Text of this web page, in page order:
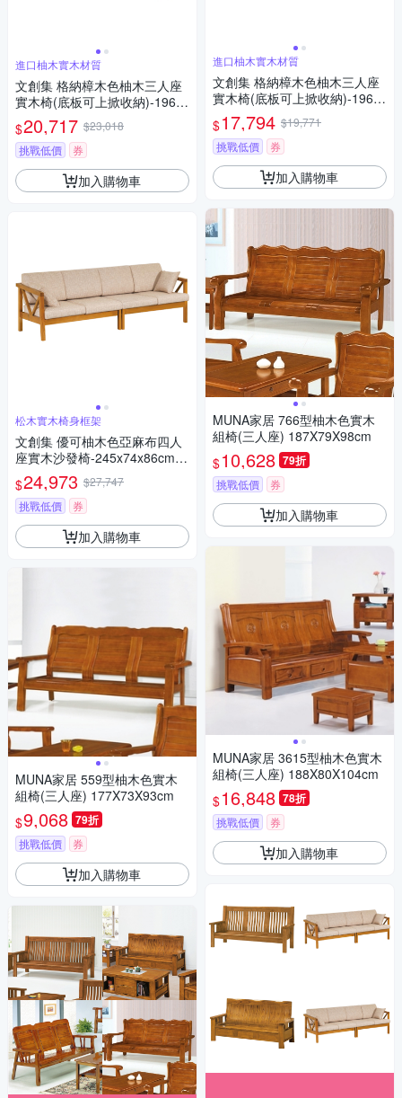
進口柚木實木材質
文創集 格納樟木色柚木三人座
實木椅(底板可上掀收納)-196x7
3x99cm免組
$20,717 $23,018
挑戰低價
券
加入購物車
松木實木椅身框架
文創集 優可柚木色亞麻布四人
座實木沙發椅-245x74x86cm免
組
$24,973 $27,747
挑戰低價
券
加入購物車
MUNA家居 559型柚木色實木
組椅(三人座) 177X73X93cm
$9,068 79折
挑戰低價 券
加入購物車
進口柚木實木材質
文創集 格納樟木色柚木三人座
實木椅(底板可上掀收納)-196x7
3x99cm免組
$17,794 $19,771
挑戰低價
券
加入購物車
MUNA家居 766型柚木色實木
組椅(三人座) 187X79X98cm
$10,628 79折
挑戰低價 券
加入購物車
MUNA家居 3615型柚木色實木
組椅(三人座) 188X80X104cm
$16,848 78折
挑戰低價 券
加入購物車